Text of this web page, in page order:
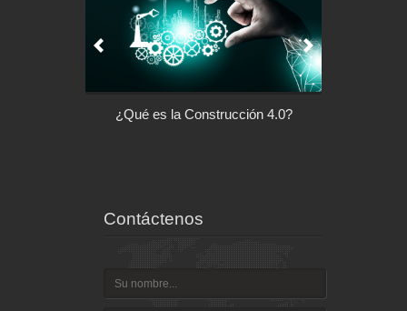
¿Qué es la Construcción 4.0?
Contáctenos